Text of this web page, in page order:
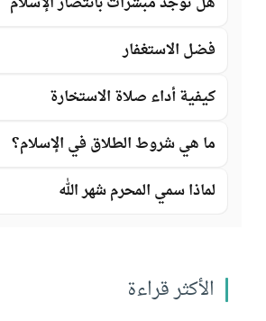
فضل الاستغفار
كيفية أداء صلاة الاستخارة
ما هي شروط الطلاق في الإسلام؟
لماذا سمي المحرم شهر الله
الأكثر قراءة